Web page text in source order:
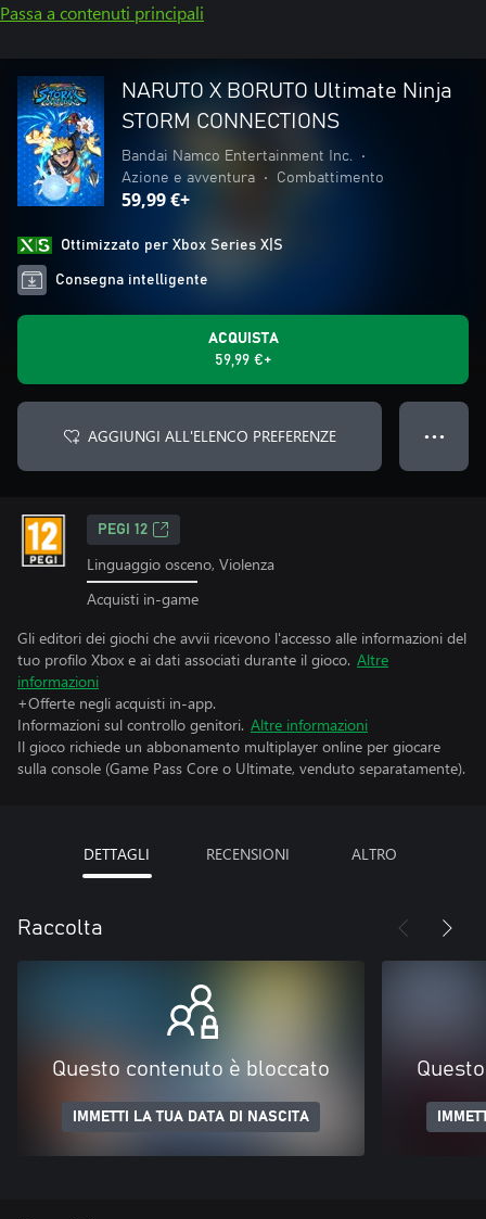
Passa a contenuti principali
NARUTO X BORUTO Ultimate Ninja
STORM CONNECTIONS
Bandai Namco Entertainment Inc.
•
Azione e avventura
• Combattimento
59,99 €+
Ottimizzato per Xbox Series X|S
Consegna intelligente
ACQUISTA
59,99 €+
AGGIUNGI ALL'ELENCO PREFERENZE ● ● ●
PEGI 12
Linguaggio osceno, Violenza
Acquisti in-game
Gli editori dei giochi che avvii ricevono l'accesso alle informazioni del
tuo profilo Xbox e ai dati associati durante il gioco. Altre
informazioni
+Offerte negli acquisti in-app.
Informazioni sul controllo genitori. Altre informazioni
Il gioco richiede un abbonamento multiplayer online per giocare
sulla console (Game Pass Core o Ultimate, venduto separatamente).
DETTAGLI RECENSIONI ALTRO
Raccolta
Questo contenuto è bloccato
IMMETTI LA TUA DATA DI NASCITA